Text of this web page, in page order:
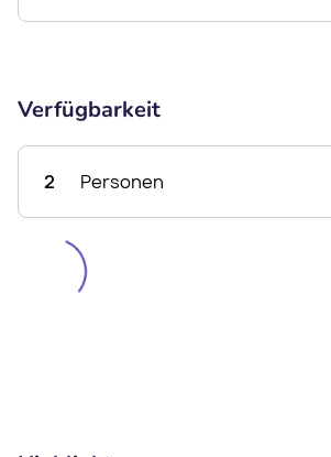
Verfügbarkeit
2 Personen